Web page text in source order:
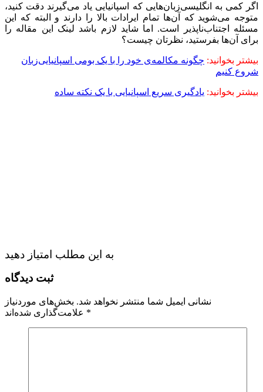
اگر کمی به انگلیسی‌زبان‌هایی که اسپانیایی یاد می‌گیرند دقت کنید،
متوجه می‌شوید که آن‌ها تمام ایرادات بالا را دارند و البته که این
مسئله اجتناب‌ناپذیر است. اما شاید لازم باشد لینک این مقاله را
برای آن‌ها بفرستید، نظرتان چیست؟
بیشتر بخوانید: چگونه مکالمه‌ی خود را با یک بومی اسپانیایی‌زبان
شروع کنیم
بیشتر بخوانید: یادگیری سریع اسپانیایی با یک نکته ساده
به این مطلب امتیاز دهید
ثبت دیدگاه
نشانی ایمیل شما منتشر نخواهد شد. بخش‌های موردنیاز
*